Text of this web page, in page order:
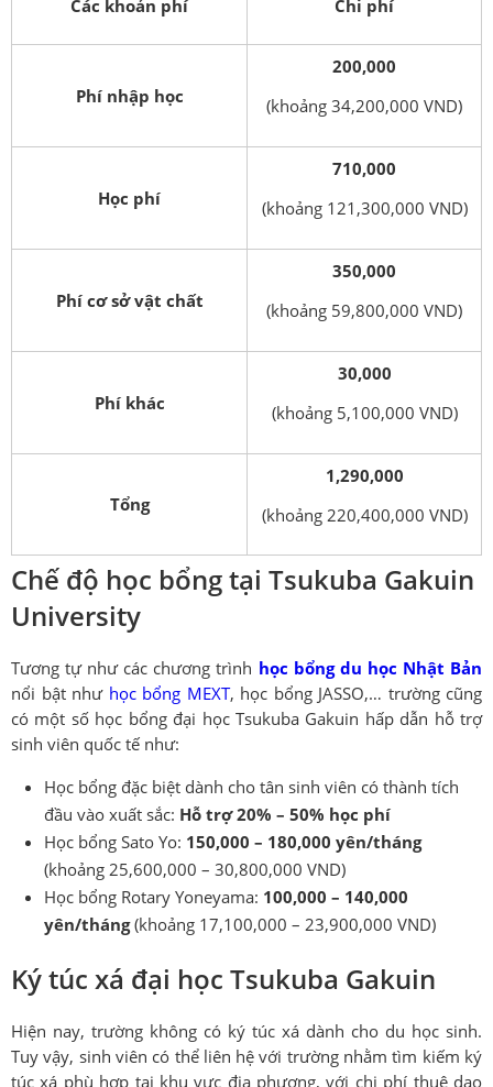
Các khoản phí Chi phí
Phí nhập học
200,000
(khoảng 34,200,000 VND)
Học phí
710,000
(khoảng 121,300,000 VND)
Phí cơ sở vật chất
350,000
(khoảng 59,800,000 VND)
Phí khác
30,000
(khoảng 5,100,000 VND)
Tổng
1,290,000
(khoảng 220,400,000 VND)
Chế độ học bổng tại Tsukuba Gakuin
University
Tương tự như các chương trình học bổng du học Nhật Bản
nổi bật như học bổng MEXT, học bổng JASSO,… trường cũng
có một số học bổng đại học Tsukuba Gakuin hấp dẫn hỗ trợ
sinh viên quốc tế như:
Học bổng đặc biệt dành cho tân sinh viên có thành tích
đầu vào xuất sắc: Hỗ trợ 20% – 50% học phí
Học bổng Sato Yo: 150,000 – 180,000 yên/tháng
(khoảng 25,600,000 – 30,800,000 VND)
Học bổng Rotary Yoneyama: 100,000 – 140,000
yên/tháng(khoảng 17,100,000 – 23,900,000 VND)
Ký túc xá đại học Tsukuba Gakuin
Hiện nay, trường không có ký túc xá dành cho du học sinh.
Tuy vậy, sinh viên có thể liên hệ với trường nhằm tìm kiếm ký
túc xá phù hợp tại khu vực địa phương, với chi phí thuê dao